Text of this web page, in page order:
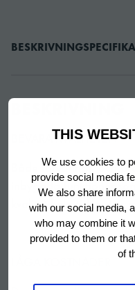
THIS
We use cookies to
provide social media
We also share
with our social media,
who may combine it
provided to them or
of
BESKRIVNING
BESKRIVNING
BEVARA KVALITETEN
Både förvarings- och
inbyggda funktioner
kvalitet hela tiden.